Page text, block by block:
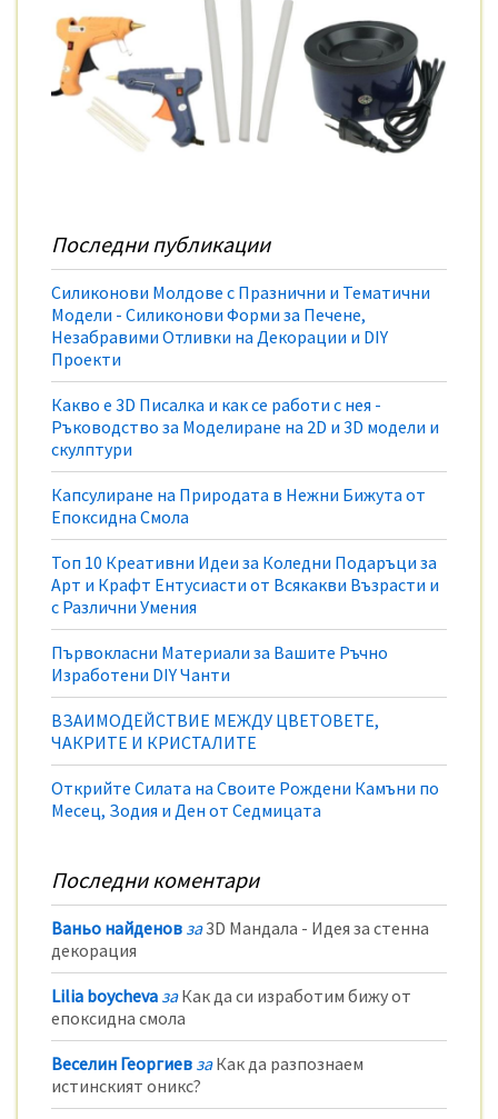
Последни публикации
Силиконови Молдове с Празнични и Тематични
Модели - Силиконови Форми за Печене,
Незабравими Отливки на Декорации и DIY
Проекти
Какво е 3D Писалка и как се работи с нея -
Ръководство за Моделиране на 2D и 3D модели и
скулптури
Капсулиране на Природата в Нежни Бижута от
Епоксидна Смола
Топ 10 Креативни Идеи за Коледни Подаръци за
Арт и Крафт Ентусиасти от Всякакви Възрасти и
с Различни Умения
Първокласни Материали за Вашите Ръчно
Изработени DIY Чанти
ВЗАИМОДЕЙСТВИЕ МЕЖДУ ЦВЕТОВЕТЕ,
ЧАКРИТЕ И КРИСТАЛИТЕ
Открийте Силата на Своите Рождени Камъни по
Месец, Зодия и Ден от Седмицата
Последни коментари
Ваньо найденов за3D Мандала - Идея за стенна
декорация
Lilia boycheva за Как да си изработим бижу от
епоксидна смола
Веселин Георгиев за Как да разпознаем
истинският оникс?